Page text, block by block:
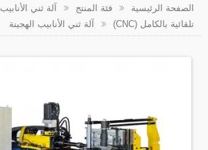
الصفحة الرئيسية فئة المنتج آلة ثني الأنابيب
تلقائية بالكامل (CNC)
آلة ثني الأنابيب الهجينة